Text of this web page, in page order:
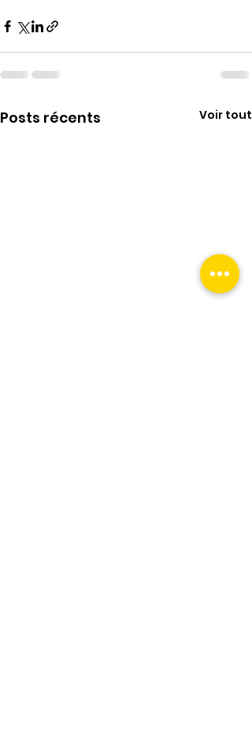
Posts récents Voir tout